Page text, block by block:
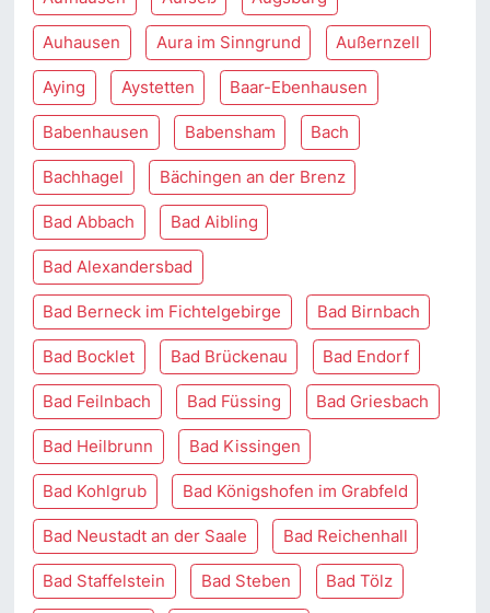
Auhausen Aura im Sinngrund Außernzell
Aying Aystetten Baar-Ebenhausen
Babenhausen Babensham Bach
Bachhagel Bächingen an der Brenz
Bad Abbach Bad Aibling
Bad Alexandersbad
Bad Berneck im Fichtelgebirge Bad Birnbach
Bad Bocklet Bad Brückenau Bad Endorf
Bad Feilnbach Bad Füssing Bad Griesbach
Bad Heilbrunn Bad Kissingen
Bad Kohlgrub Bad Königshofen im Grabfeld
Bad Neustadt an der Saale Bad Reichenhall
Bad Staffelstein Bad Steben Bad Tölz